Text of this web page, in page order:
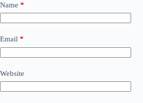
Name *
Email *
Website